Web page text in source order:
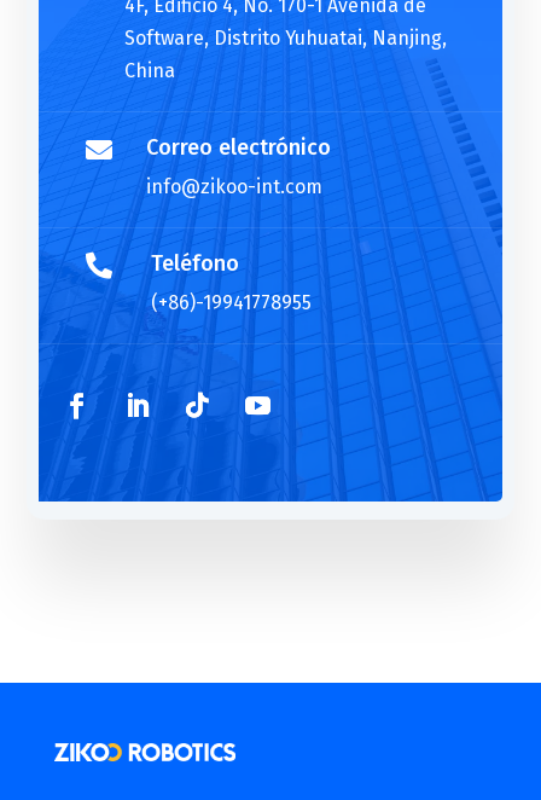
4F, Edificio 4, No. 170-1 Avenida de
Software, Distrito Yuhuatai, Nanjing,
China
 Correo electrónico
info@zikoo-int.com
 Teléfono
(+86)-19941778955